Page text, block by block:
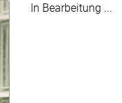
In Bearbeitung ...